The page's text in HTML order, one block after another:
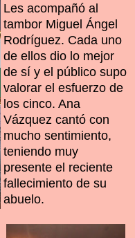
Les acompañó al
tambor Miguel Ángel
Rodríguez. Cada uno
de ellos dio lo mejor
de sí y el público supo
valorar el esfuerzo de
los cinco. Ana
Vázquez cantó con
mucho sentimiento,
teniendo muy
presente el reciente
fallecimiento de su
abuelo.